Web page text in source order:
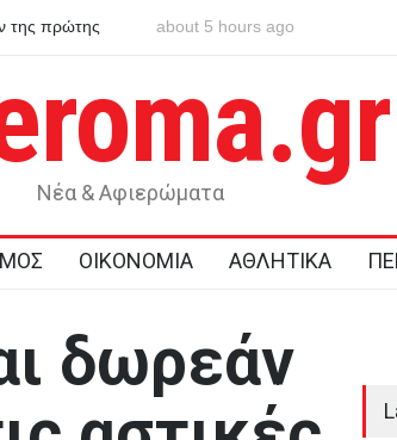
απέναντι στο
Σοκ στην Κρήτη:
about 5 hours ago
Νέα & Αφιερώματα
ΟΙΚΟΝΟΜΙΑ ΑΘΛΗΤΙΚΑ
δωρεάν